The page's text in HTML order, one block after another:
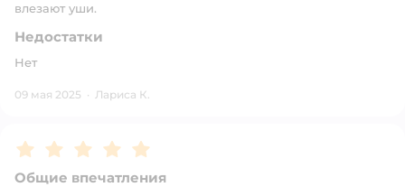
влезают уши.
Недостатки
Нет
09 мая 2025 · Лариса К.
Рейтинг:5
Общие впечатления